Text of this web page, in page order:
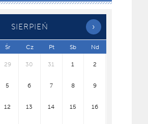
SIERPIEŃ ›
Śr Cz Pt Sb Nd
29 30 31 1 2
5 6 7 8 9
12 13 14 15 16